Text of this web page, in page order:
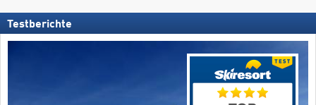
Testberichte